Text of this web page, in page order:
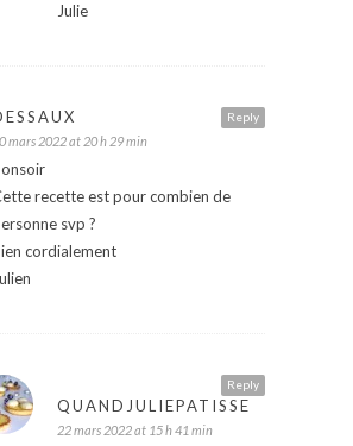
Julie
Reply
mars 2022 at 20 h 29 min
recette est pour combien de
svp ?
cordialement
Reply
QUANDJULIEPATISSE
22 mars 2022 at 15 h 41 min